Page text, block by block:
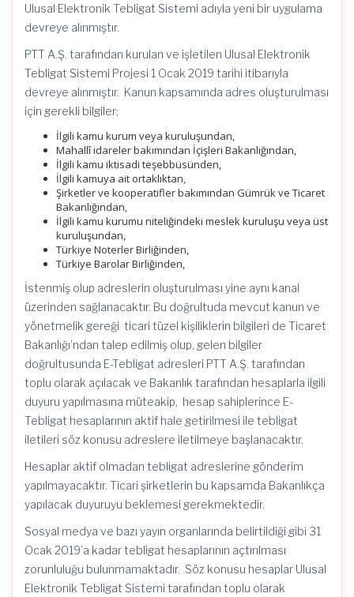
Ulusal Elektronik Tebligat Sistemi adıyla yeni bir uygulama
devreye alınmıştır.
PTT A.Ş. tarafından kurulan ve işletilen Ulusal Elektronik
Tebligat Sistemi Projesi 1 Ocak 2019 tarihi itibarıyla
devreye alınmıştır. Kanun kapsamında adres oluşturulması
için gerekli bilgiler;
İlgili kamu kurum veya kuruluşundan,
Mahallî idareler bakımından İçişleri Bakanlığından,
İlgili kamu iktisadi teşebbüsünden,
İlgili kamuya ait ortaklıktan,
Şirketler ve kooperatifler bakımından Gümrük ve Ticaret
Bakanlığından,
İlgili kamu kurumu niteliğindeki meslek kuruluşu veya üst
kuruluşundan,
Türkiye Noterler Birliğinden,
Türkiye Barolar Birliğinden,
İstenmiş olup adreslerin oluşturulması yine aynı kanal
üzerinden sağlanacaktır. Bu doğrultuda mevcut kanun ve
yönetmelik gereği ticari tüzel kişiliklerin bilgileri de Ticaret
Bakanlığı’ndan talep edilmiş olup, gelen bilgiler
doğrultusunda E-Tebligat adresleri PTT A.Ş. tarafından
toplu olarak açılacak ve Bakanlık tarafından hesaplarla ilgili
duyuru yapılmasına müteakip, hesap sahiplerince E-
Tebligat hesaplarının aktif hale getirilmesi ile tebligat
iletileri söz konusu adreslere iletilmeye başlanacaktır.
Hesaplar aktif olmadan tebligat adreslerine gönderim
yapılmayacaktır. Ticari şirketlerin bu kapsamda Bakanlıkça
yapılacak duyuruyu beklemesi gerekmektedir.
Sosyal medya ve bazı yayın organlarında belirtildiği gibi 31
Ocak 2019’a kadar tebligat hesaplarının açtırılması
zorunluluğu bulunmamaktadır. Söz konusu hesaplar Ulusal
Elektronik Tebligat Sistemi tarafından toplu olarak